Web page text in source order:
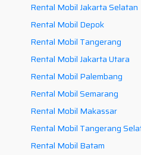
Rental Mobil Jakarta Selatan
Rental Mobil Depok
Rental Mobil Tangerang
Rental Mobil Jakarta Utara
Rental Mobil Palembang
Rental Mobil Semarang
Rental Mobil Makassar
Rental Mobil Tangerang
Rental Mobil Batam